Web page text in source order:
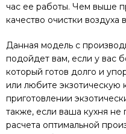
час ее работы. Чем выше
качество очистки
Данная модель с
подойдет вам, если у вас
который готов долго и
или любите экзотическую
приготовлении
также, если ваша кухня
расчета оптимальной